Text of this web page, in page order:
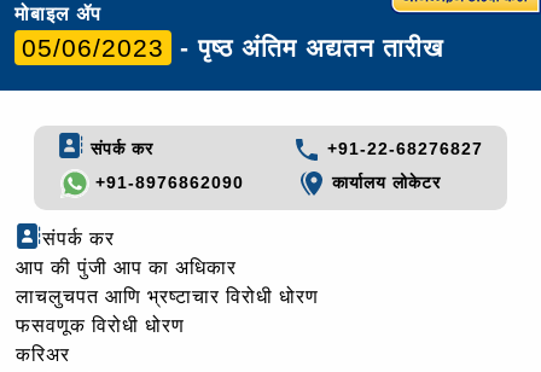
मोबाइल ॲप
05/06/2023 - पृष्ठ अंतिम अद्यतन तारीख
संपर्क कर
+91-22-68276827
+91-8976862090
कार्यालय लोकेटर
संपर्क कर
आप की पुंजी आप का अधिकार
लाचलुचपत आणि भ्रष्टाचार विरोधी धोरण
फसवणूक विरोधी धोरण
करिअर